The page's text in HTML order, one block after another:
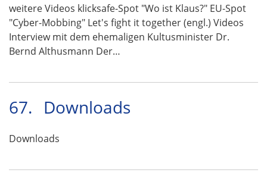
weitere Videos klicksafe-Spot "Wo ist Klaus?" EU-Spot
"Cyber-Mobbing" Let's fight it together (engl.) Videos
Interview mit dem ehemaligen Kultusminister Dr.
Bernd Althusmann Der…
67. Downloads
Downloads